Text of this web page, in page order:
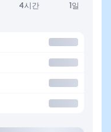
4시간 1일